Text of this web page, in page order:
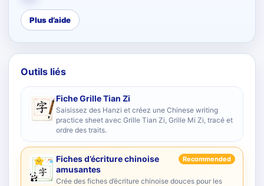
Plus d’aide
Outils liés
Fiche Grille Tian Zi
Saisissez des Hanzi et créez une Chinese writing
practice sheet avec Grille Tian Zi, Grille Mi Zi, tracé et
ordre des traits.
Fiches d’écriture chinoise
amusantes
Recommended
Crée des fiches d’écriture chinoise douces pour les